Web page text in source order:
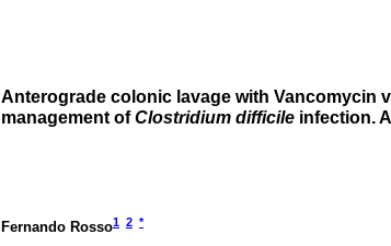
Anterograde colonic lavage with Vancomycin
management ofClostridium difficile infection.
Fernando Rosso1 2 *